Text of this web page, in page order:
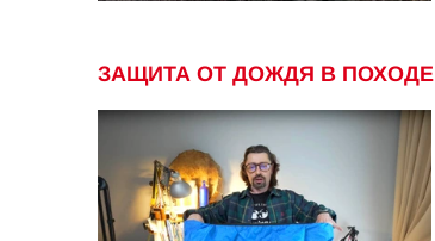
ЗАЩИТА ОТ ДОЖДЯ В ПОХОДЕ